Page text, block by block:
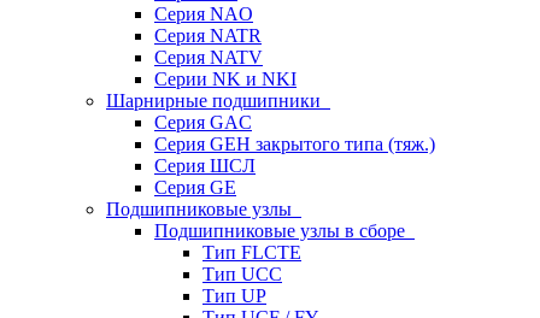
Серия NAO
Серия NATR
Серия NATV
Серии NK и NKI
Шарнирные подшипники
Серия GAC
Серия GEH закрытого типа (тяж.)
Серия ШСЛ
Серия GE
Подшипниковые узлы
Подшипниковые узлы в сборе
Тип FLCTE
Тип UCC
Тип UP